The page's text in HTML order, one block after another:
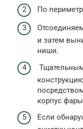
По
и затем
ниши.
корпус
Если